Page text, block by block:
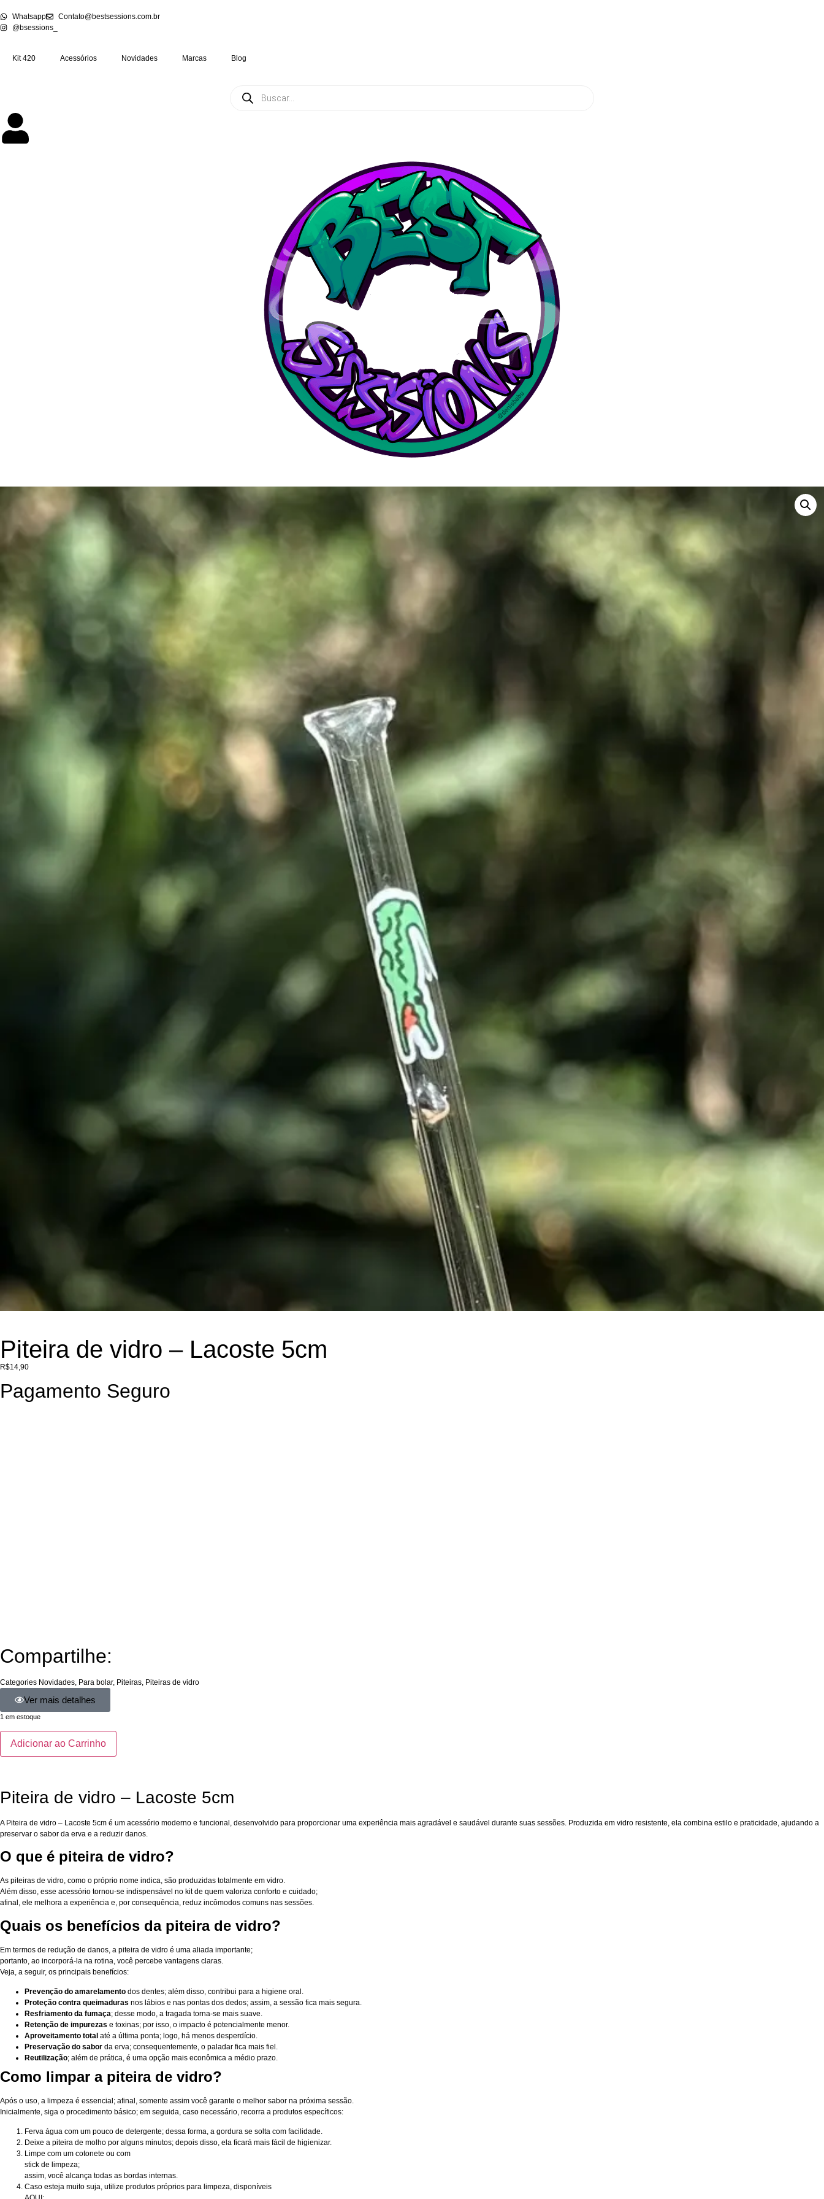
Whatsapp
Contato@bestsessions.com.br
@bsessions_
Kit 420 Acessórios Novidades Marcas Blog
Piteira de vidro – Lacoste 5cm
R$14,90
Pagamento Seguro
Compartilhe:
Categories Novidades, Para bolar, Piteiras, Piteiras de vidro
Ver mais detalhes
1 em estoque
Adicionar ao Carrinho
Piteira de vidro – Lacoste 5cm
A Piteira de vidro – Lacoste 5cm é um acessório moderno e funcional, desenvolvido para proporcionar uma experiência mais agradável e saudável durante suas sessões. Produzida em vidro resistente, ela combina estilo e praticidade, ajudando a
preservar o sabor da erva e a reduzir danos.
O que é piteira de vidro?
As piteiras de vidro, como o próprio nome indica, são produzidas totalmente em vidro.
Além disso, esse acessório tornou-se indispensável no kit de quem valoriza conforto e cuidado;
afinal, ele melhora a experiência e, por consequência, reduz incômodos comuns nas sessões.
Quais os benefícios da piteira de vidro?
Em termos de redução de danos, a piteira de vidro é uma aliada importante;
portanto, ao incorporá-la na rotina, você percebe vantagens claras.
Veja, a seguir, os principais benefícios:
Prevenção do amarelamento dos dentes; além disso, contribui para a higiene oral.
Proteção contra queimaduras nos lábios e nas pontas dos dedos; assim, a sessão fica mais segura.
Resfriamento da fumaça; desse modo, a tragada torna-se mais suave.
Retenção de impurezas e toxinas; por isso, o impacto é potencialmente menor.
Aproveitamento total até a última ponta; logo, há menos desperdício.
Preservação do sabor da erva; consequentemente, o paladar fica mais fiel.
Reutilização; além de prática, é uma opção mais econômica a médio prazo.
Como limpar a piteira de vidro?
Após o uso, a limpeza é essencial; afinal, somente assim você garante o melhor sabor na próxima sessão.
Inicialmente, siga o procedimento básico; em seguida, caso necessário, recorra a produtos específicos:
Ferva água com um pouco de detergente; dessa forma, a gordura se solta com facilidade.
Deixe a piteira de molho por alguns minutos; depois disso, ela ficará mais fácil de higienizar.
Limpe com um cotonete ou com
stick de limpeza;
assim, você alcança todas as bordas internas.
Caso esteja muito suja, utilize produtos próprios para limpeza, disponíveis